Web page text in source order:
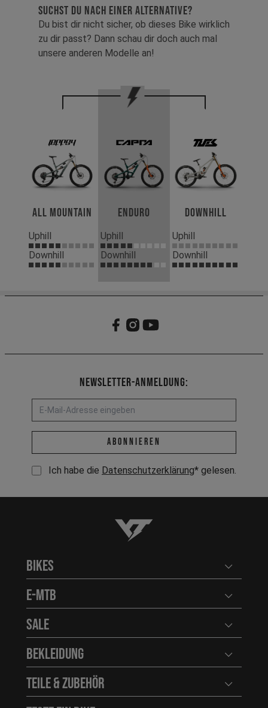
SUCHST DU NACH EINER ALTERNATIVE?
Du bist dir nicht sicher, ob dieses Bike wirklich
zu dir passt? Dann schau dir doch auch mal
unsere anderen Modelle an!
All Mountain
Uphill
Downhill
Enduro
Uphill
Downhill
Downhill
Uphill
Downhill
Newsletter-Anmeldung:
E-Mail-Adresse *
abonnieren
Ich habe die Datenschutzerklärung* gelesen.
YT-Industries
Bikes
E-MTB
Sale
Bekleidung
Teile & Zubehör